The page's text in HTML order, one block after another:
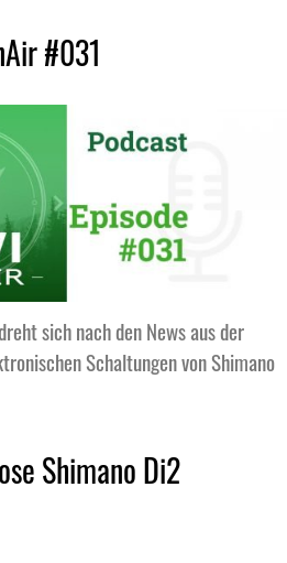
#031
sich nach den News aus der
Schaltungen von Shimano
Shimano Di2